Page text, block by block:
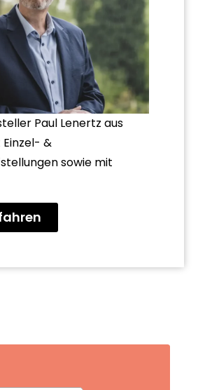
Paul Lenertz aus
&
sowie mit